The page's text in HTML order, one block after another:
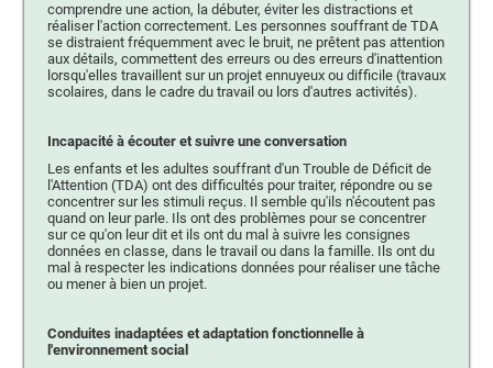
comprendre une action, la débuter, éviter les distractions et
réaliser l'action correctement. Les personnes souffrant de TDA
se distraient fréquemment avec le bruit, ne prêtent pas attention
aux détails, commettent des erreurs ou des erreurs d'inattention
lorsqu'elles travaillent sur un projet ennuyeux ou difficile (travaux
scolaires, dans le cadre du travail ou lors d'autres activités).
Incapacité à écouter et suivre une conversation
Les enfants et les adultes souffrant d'un Trouble de Déficit de
l'Attention (TDA) ont des difficultés pour traiter, répondre ou se
concentrer sur les stimuli reçus. Il semble qu'ils n'écoutent pas
quand on leur parle. Ils ont des problèmes pour se concentrer
sur ce qu'on leur dit et ils ont du mal à suivre les consignes
données en classe, dans le travail ou dans la famille. Ils ont du
mal à respecter les indications données pour réaliser une tâche
ou mener à bien un projet.
Conduites inadaptées et adaptation fonctionnelle à
l'environnement social